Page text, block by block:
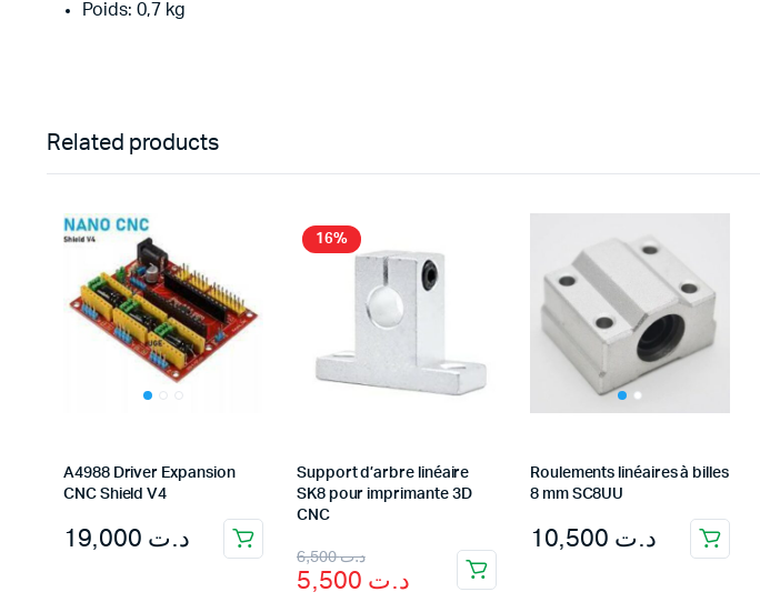
Poids: 0,7 kg
Related products
A4988 Driver Expansion
CNC Shield V4
د.ت
16%
Support d’arbre linéaire
SK8 pour imprimante 3D
CNC
د.ت6,500
Original
price د.ت
Current
price
Roulements linéaires à billes
8 mm SC8UU
د.ت